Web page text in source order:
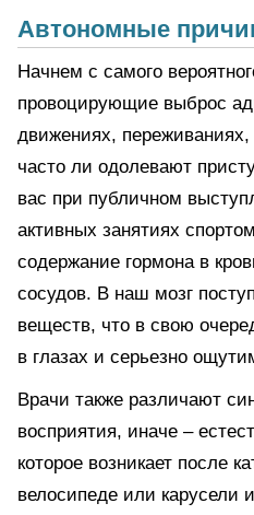
Автономные
Начнем с самого
провоцирующие выброс
движениях,
часто ли одолевают
вас при публичном
активных занятиях
содержание гормона в
сосудов. В наш мозг
веществ, что в свою
в глазах и серьезно
Врачи также различают
восприятия, иначе –
которое возникает после
велосипеде или карусели